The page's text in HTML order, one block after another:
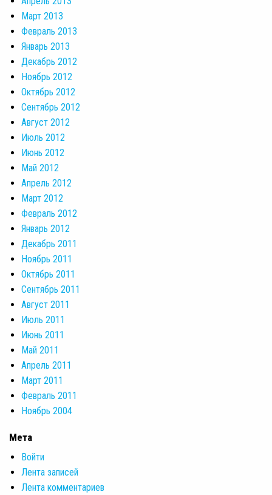
Март 2013
Февраль 2013
Январь 2013
Декабрь 2012
Ноябрь 2012
Октябрь 2012
Сентябрь 2012
Август 2012
Июль 2012
Июнь 2012
Май 2012
Апрель 2012
Март 2012
Февраль 2012
Январь 2012
Декабрь 2011
Ноябрь 2011
Октябрь 2011
Сентябрь 2011
Август 2011
Июль 2011
Июнь 2011
Май 2011
Апрель 2011
Март 2011
Февраль 2011
Ноябрь 2004
Мета
Войти
Лента записей
Лента комментариев